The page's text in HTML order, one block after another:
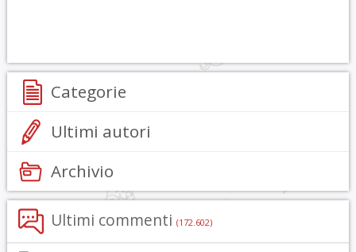
Categorie
Ultimi autori
Archivio
Ultimi commenti (172.602)